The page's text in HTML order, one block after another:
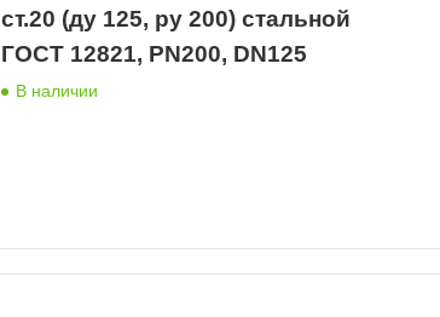
ст.20 (ду 125, ру 200) стальной
ГОСТ 12821, PN200, DN125
В наличии